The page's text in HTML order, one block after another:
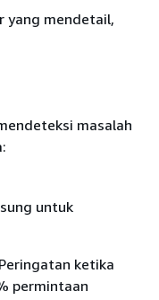
yang mendetail,
masalah
untuk
ketika
permintaan